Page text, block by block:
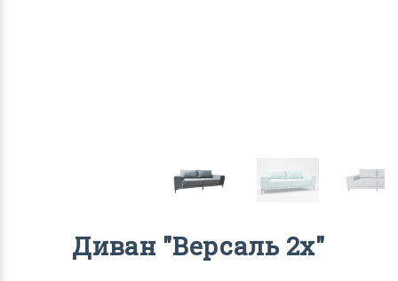
Диван "Версаль 2х"